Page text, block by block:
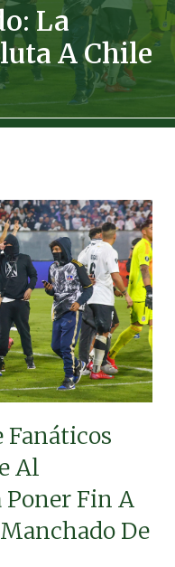
La
A Chile
Fanáticos
Al
Poner Fin A
De